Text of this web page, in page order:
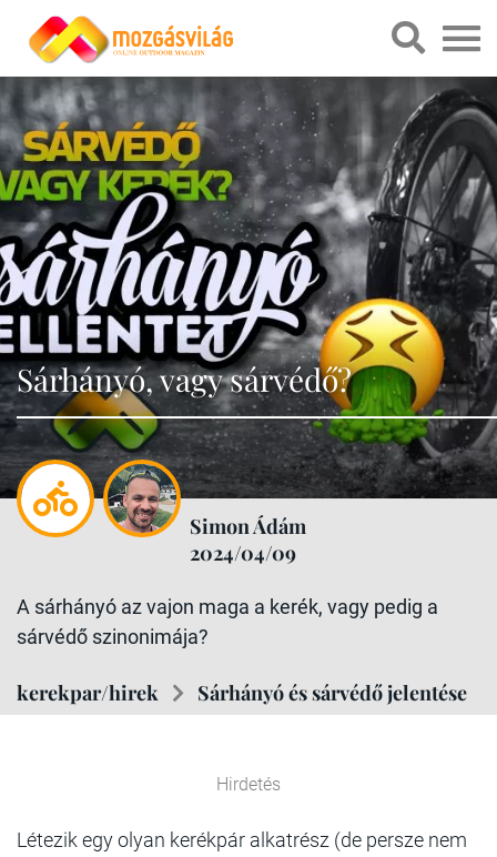
Sárhányó, vagy sárvédő?
Simon Ádám
2024/04/09
A sárhányó az vajon maga a kerék, vagy pedig a
sárvédő szinonimája?
kerekpar/hirek Sárhányó és sárvédő jelentése
Hirdetés
Létezik egy olyan kerékpár alkatrész (de persze nem